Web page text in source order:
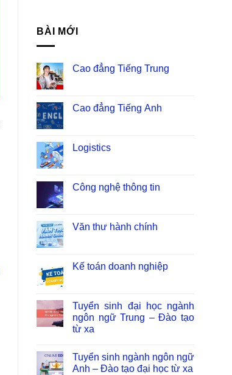
BÀI MỚI
Cao đẳng Tiếng Trung
Cao đẳng Tiếng Anh
Logistics
Công nghệ thông tin
Văn thư hành chính
Kế toán doanh nghiệp
Tuyển sinh đại học ngành
ngôn ngữ Trung – Đào tạo
từ xa
Tuyển sinh ngành ngôn ngữ
Anh – Đào tạo đại học từ xa